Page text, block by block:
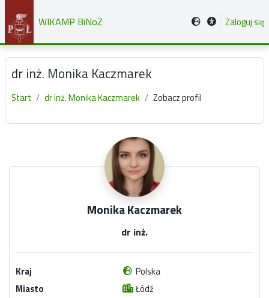
Przejdź do głównej zawartości
WIKAMP BiNoŻ Zaloguj się
dr inż. Monika Kaczmarek
Start dr inż. Monika Kaczmarek Zobacz profil
Monika Kaczmarek
dr inż.
Kraj
Polska
Miasto
Łódź